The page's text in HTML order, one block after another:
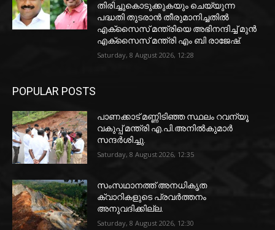
തിരിച്ചുകൊടുക്കുകയും ചെയ്യുന്ന
പദ്ധതി തുടരാന്‍ തീരുമാനിച്ചതില്‍
എക്‌സൈസ് മന്ത്രിയെ അഭിനന്ദിച്ച് മുന്‍
എക്‌സൈസ് മന്ത്രി എം ബി രാജേഷ്.
Saturday, 8 August 2026, 12:28
POPULAR POSTS
പാണക്കാട് മണ്ണിടിഞ്ഞ സ്ഥലം റവന്യൂ
വകുപ്പ് മന്ത്രി എ.പി.അനിൽകുമാർ
സന്ദർശിച്ചു.
Saturday, 8 August 2026, 12:35
സംസഥാനത്ത് അനധികൃത
ക്വാറികളുടെ പ്രവര്‍ത്തനം
അനുവദിക്കില്ല.
Saturday, 8 August 2026, 12:30